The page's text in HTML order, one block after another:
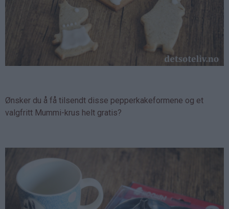
Ønsker du å få tilsendt disse pepperkakeformene og et
valgfritt Mummi-krus helt gratis?